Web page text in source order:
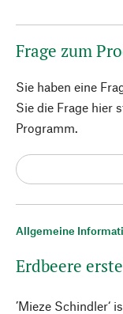
Allgemeine
Erdbeere
’Mieze Schindler‘
Frage zum
Sie haben eine
Sie die Frage hier
Programm.